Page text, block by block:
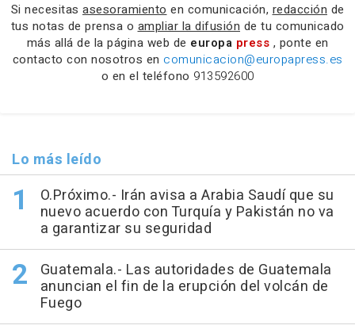
Si necesitas asesoramiento en comunicación, redacción de
tus notas de prensa o ampliar la difusión de tu comunicado
más allá de la página web de europa press , ponte en
contacto con nosotros en comunicacion@europapress.es
o en el teléfono 913592600
Lo más leído
O.Próximo.- Irán avisa a Arabia Saudí que su
nuevo acuerdo con Turquía y Pakistán no va
a garantizar su seguridad
Guatemala.- Las autoridades de Guatemala
anuncian el fin de la erupción del volcán de
Fuego